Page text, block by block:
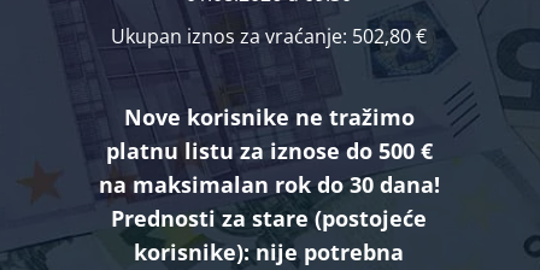
Ukupan iznos za vraćanje: 502,80 €
Nove korisnike ne tražimo
platnu listu za iznose do 500 €
na maksimalan rok do 30 dana!
Prednosti za stare (postojeće
korisnike): nije potrebna